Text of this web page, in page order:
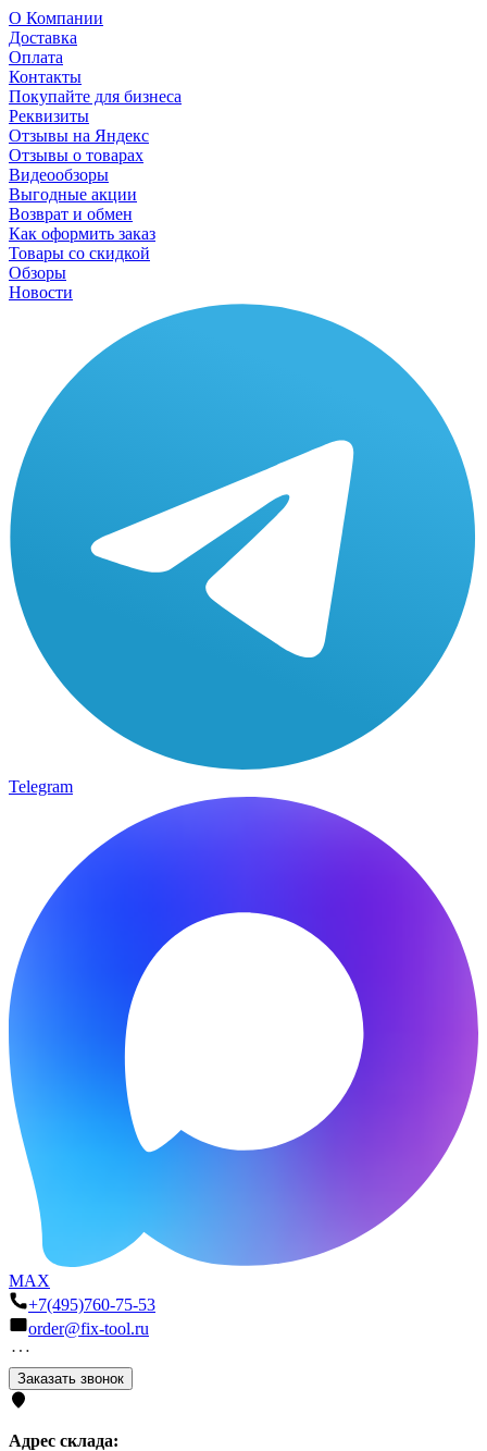
О Компании
Доставка
Оплата
Контакты
Покупайте для бизнеса
Реквизиты
Отзывы на Яндекс
Отзывы о товарах
Видеообзоры
Выгодные акции
Возврат и обмен
Как оформить заказ
Товары со скидкой
Обзоры
Новости
Telegram
MAX
+7(495)760-75-53
order@fix-tool.ru
Заказать звонок
Адрес склада: